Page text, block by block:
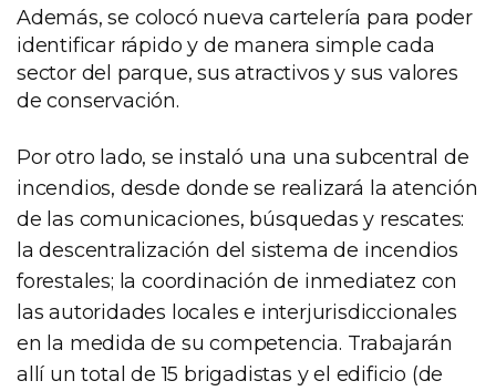
Además, se colocó nueva cartelería para poder
identificar rápido y de manera simple cada
sector del parque, sus atractivos y sus valores
de conservación.
Por otro lado, se instaló una una subcentral de
incendios, desde donde se realizará la atención
de las comunicaciones, búsquedas y rescates:
la descentralización del sistema de incendios
forestales; la coordinación de inmediatez con
las autoridades locales e interjurisdiccionales
en la medida de su competencia. Trabajarán
allí un total de 15 brigadistas y el edificio (de